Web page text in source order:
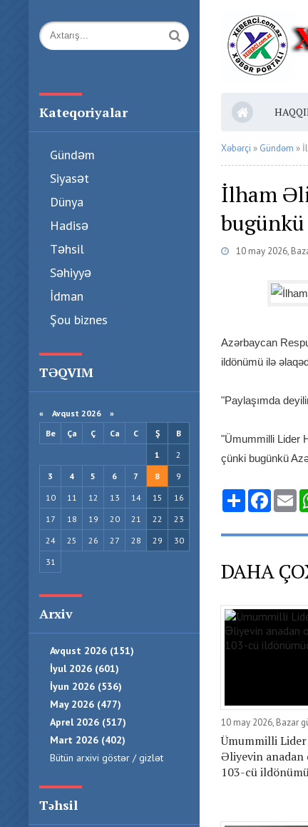
Kateqoriyalar
Gündəm
Siyasət
Dünya
Hadisə
Təhsil
Səhiyyə
İdman
Şou biznes
TƏQVIM
« Avqust 2026 »
Be
Ça Ç Ca C Ş
B
1
2
3
4 5 6 7 8
9
10
11 12 13 14 15
16
17
18 19 20 21 22
23
24
25 26 27 28 29
30
31
Arxiv
Avqust 2026 (151)
İyul 2026 (601)
İyun 2026 (536)
May 2026 (477)
Aprel 2026 (517)
Mart 2026 (402)
Bütün arxivi göstər / gizlət
Təhsil
Xəbərçi » Gündəm »
İlham
10 may 2026,
Azərbaycan
ildönümü ilə
"Paylaşımda
"Ümummilli Lider
çünki bugünkü
Share
DAHA
10 may 2026, Bazar
Ümummilli
Əliyevin anadan
103-cü